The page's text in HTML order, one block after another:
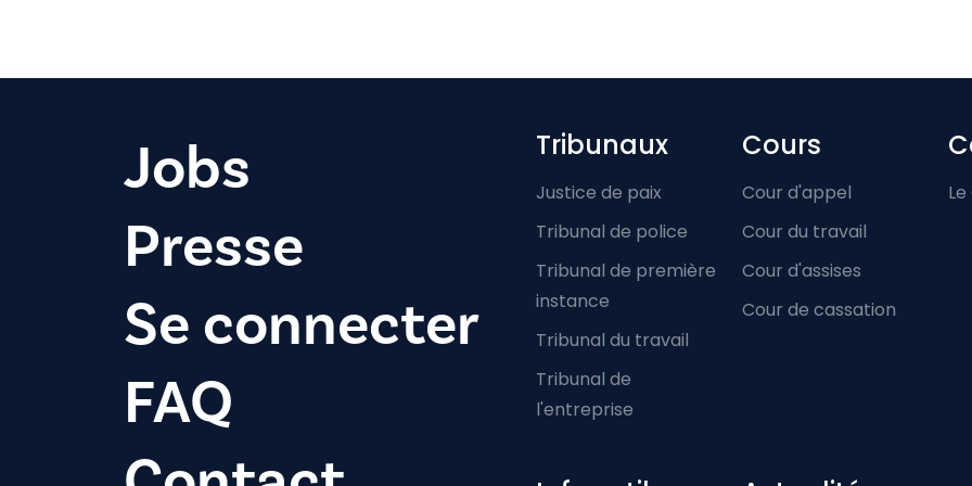
Jobs
Presse
Se connecter
FAQ
Footer-menu
Tribunaux
Justice de paix
Tribunal de police
Tribunal de première
instance
Tribunal du travail
Tribunal de
l'entreprise
Cours
Cour d'appel
Cour du travail
Cour d'assises
Cour de cassation